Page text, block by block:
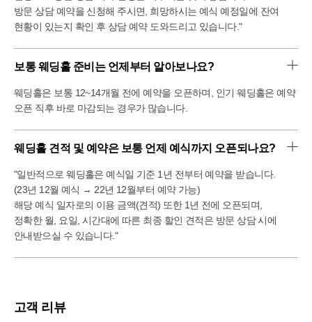
방문 상담 예약을 신청해 주시면, 희망하시는 예식 예정일에 잔여
현황이 있는지 확인 후 상담 예약 도와드리고 있습니다."
보통 웨딩홀 준비는 언제부터 알아보나요?
웨딩홀은 보통 12~14개월 전에 예약을 오픈하며, 인기 웨딩홀은 예약
오픈 직후 바로 마감되는 경우가 많습니다.
웨딩홀 견적 및 예약은 보통 언제 예식까지 오픈되나요?
"일반적으로 웨딩홀은 예식일 기준 1년 전부터 예약을 받습니다.
(23년 12월 예식 → 22년 12월부터 예약 가능)
해당 예식 일자로의 이용 금액(견적) 또한 1년 전에 오픈되며,
정확한 월, 요일, 시간대에 따른 최종 할인 견적은 방문 상담 시에
안내받으실 수 있습니다."
고객 리뷰